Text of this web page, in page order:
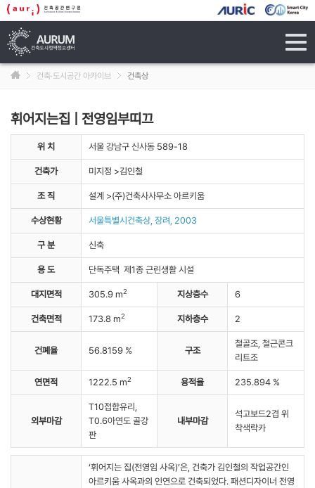
건축·도시공간 아카이브 건축상
휘어지는집 | 전영임부띠끄
위 치 서울 강남구 신사동 589-18
건축가 미지정 >김인철
조 직 설계 >(주)건축사사무소 아르키움
수상현황 서울특별시건축상, 장려, 2003
구 분 신축
용 도 단독주택 제1종 근린생활 시설
대지면적 305.9 m2 지상층수 6
건축면적 173.8 m2 지하층수 2
건폐율 56.8159 % 구조
철골조, 철근콘크
리트조
연면적 1222.5 m2 용적율 235.894 %
외부마감
T10접합유리,
T0.6아연도 골강
판
내부마감
석고보드2겹 위
착색락카
‘휘어지는 집(전영임 사옥)’은, 건축가 김인철의 작업공간인
아르키움 사옥과의 인연으로 건축되었다. 패션디자이너 전영